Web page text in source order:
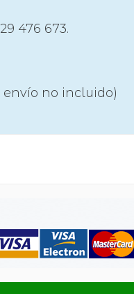
476 673.
envío no incluido)